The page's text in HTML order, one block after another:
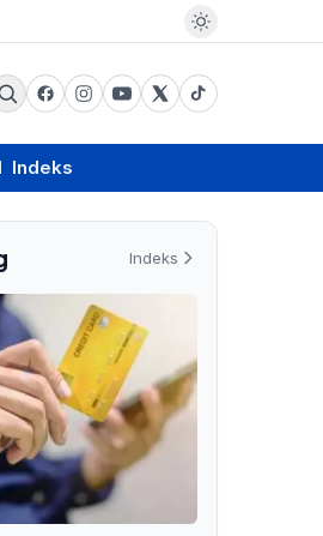
Indeks
Indeks